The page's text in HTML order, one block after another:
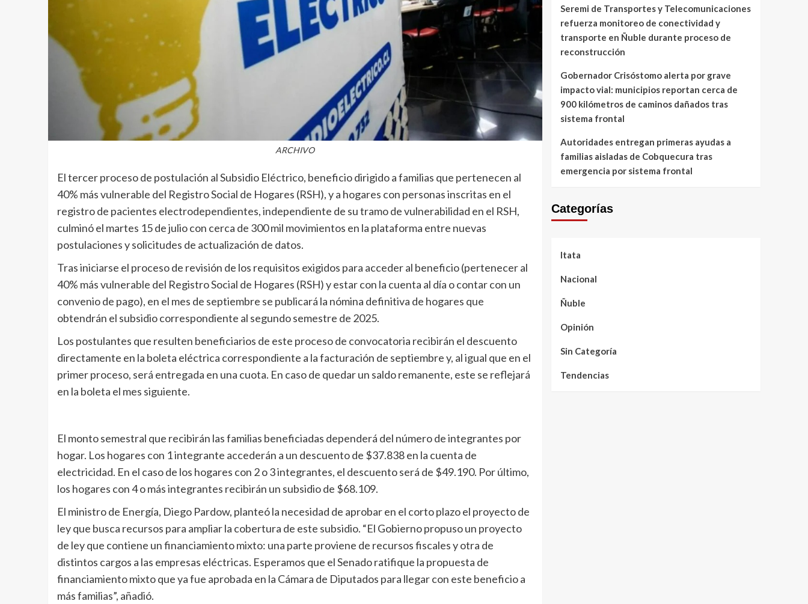
ARCHIVO
El tercer proceso de postulación al Subsidio Eléctrico, beneficio dirigido a familias que pertenecen al
40% más vulnerable del Registro Social de Hogares (RSH), y a hogares con personas inscritas en el
registro de pacientes electrodependientes, independiente de su tramo de vulnerabilidad en el RSH,
culminó el martes 15 de julio con cerca de 300 mil movimientos en la plataforma entre nuevas
postulaciones y solicitudes de actualización de datos.
Tras iniciarse el proceso de revisión de los requisitos exigidos para acceder al beneficio (pertenecer al
40% más vulnerable del Registro Social de Hogares (RSH) y estar con la cuenta al día o contar con un
convenio de pago), en el mes de septiembre se publicará la nómina definitiva de hogares que
obtendrán el subsidio correspondiente al segundo semestre de 2025.
Los postulantes que resulten beneficiarios de este proceso de convocatoria recibirán el descuento
directamente en la boleta eléctrica correspondiente a la facturación de septiembre y, al igual que en el
primer proceso, será entregada en una cuota. En caso de quedar un saldo remanente, este se reflejará
en la boleta el mes siguiente.
El monto semestral que recibirán las familias beneficiadas dependerá del número de integrantes por
hogar. Los hogares con 1 integrante accederán a un descuento de $37.838 en la cuenta de
electricidad. En el caso de los hogares con 2 o 3 integrantes, el descuento será de $49.190. Por último,
los hogares con 4 o más integrantes recibirán un subsidio de $68.109.
El ministro de Energía, Diego Pardow, planteó la necesidad de aprobar en el corto plazo el proyecto de
ley que busca recursos para ampliar la cobertura de este subsidio. “El Gobierno propuso un proyecto
de ley que contiene un financiamiento mixto: una parte proviene de recursos fiscales y otra de
distintos cargos a las empresas eléctricas. Esperamos que el Senado ratifique la propuesta de
financiamiento mixto que ya fue aprobada en la Cámara de Diputados para llegar con este beneficio a
más familias”, añadió.
Seremi de Transportes y Telecomunicaciones
refuerza monitoreo de conectividad y
transporte en Ñuble durante proceso de
reconstrucción
Gobernador Crisóstomo alerta por grave
impacto vial: municipios reportan cerca de
900 kilómetros de caminos dañados tras
sistema frontal
Autoridades entregan primeras ayudas a
familias aisladas de Cobquecura tras
emergencia por sistema frontal
Categorías
Itata
Nacional
Ñuble
Opinión
Sin Categoría
Tendencias